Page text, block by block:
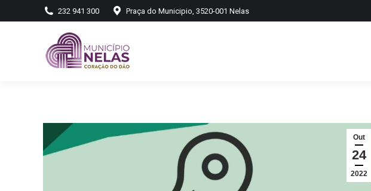
232 941 300 Praça do Municipio, 3520-001 Nelas
Out
24
2022